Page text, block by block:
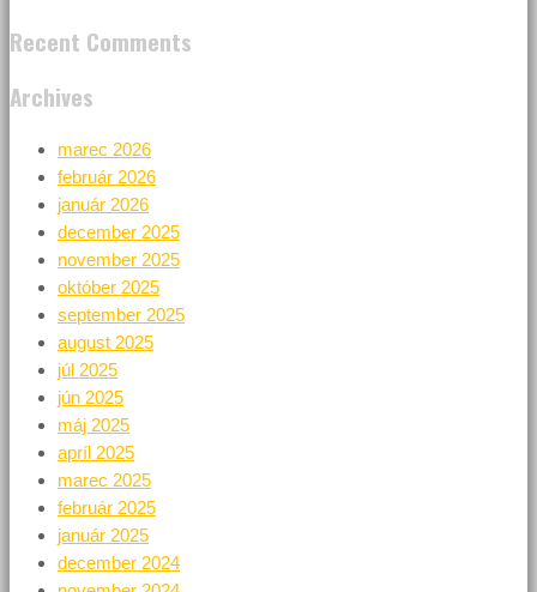
Recent Comments
Archives
marec 2026
február 2026
január 2026
december 2025
november 2025
október 2025
september 2025
august 2025
júl 2025
jún 2025
máj 2025
apríl 2025
marec 2025
február 2025
január 2025
december 2024